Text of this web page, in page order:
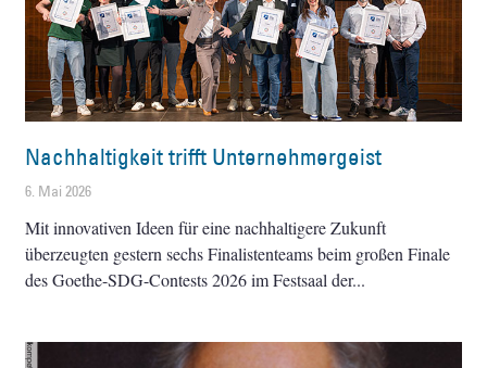
Nachhaltigkeit trifft Unternehmergeist
6. Mai 2026
Mit innovativen Ideen für eine nachhaltigere Zukunft
überzeugten gestern sechs Finalistenteams beim großen Finale
des Goethe-SDG-Contests 2026 im Festsaal der